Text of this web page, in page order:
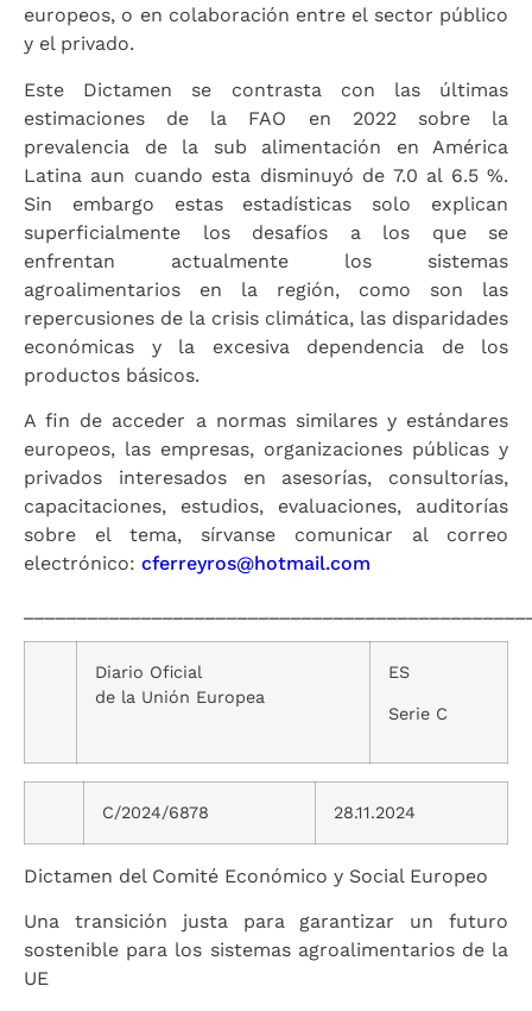
europeos, o en colaboración entre el sector público
y el privado.
Este Dictamen se contrasta con las últimas
estimaciones de la FAO en 2022 sobre la
prevalencia de la sub alimentación en América
Latina aun cuando esta disminuyó de 7.0 al 6.5 %.
Sin embargo estas estadísticas solo explican
superficialmente los desafíos a los que se
enfrentan actualmente los sistemas
agroalimentarios en la región, como son las
repercusiones de la crisis climática, las disparidades
económicas y la excesiva dependencia de los
productos básicos.
A fin de acceder a normas similares y estándares
europeos, las empresas, organizaciones públicas y
privados interesados en asesorías, consultorías,
capacitaciones, estudios, evaluaciones, auditorías
sobre el tema, sírvanse comunicar al correo
electrónico: cferreyros@hotmail.com
Diario Oficial
de la Unión Europea
ES
Serie C
C/2024/6878 28.11.2024
Dictamen del Comité Económico y Social Europeo
Una transición justa para garantizar un futuro
sostenible para los sistemas agroalimentarios de la
UE